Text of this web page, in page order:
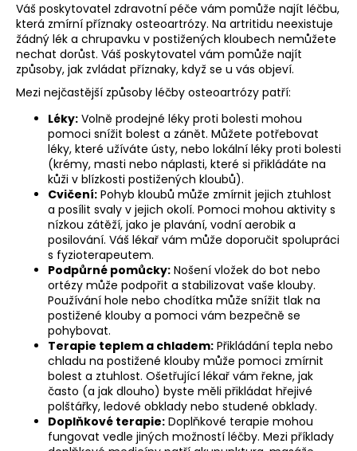
Váš poskytovatel zdravotní péče vám pomůže najít léčbu,
která zmírní příznaky osteoartrózy. Na artritidu neexistuje
žádný lék a chrupavku v postižených kloubech nemůžete
nechat dorůst. Váš poskytovatel vám pomůže najít
způsoby, jak zvládat příznaky, když se u vás objeví.
Mezi nejčastější způsoby léčby osteoartrózy patří:
Léky: Volně prodejné léky proti bolesti mohou
pomoci snížit bolest a zánět. Můžete potřebovat
léky, které užíváte ústy, nebo lokální léky proti bolesti
(krémy, masti nebo náplasti, které si přikládáte na
kůži v blízkosti postižených kloubů).
Cvičení: Pohyb kloubů může zmírnit jejich ztuhlost
a posílit svaly v jejich okolí. Pomoci mohou aktivity s
nízkou zátěží, jako je plavání, vodní aerobik a
posilování. Váš lékař vám může doporučit spolupráci
s fyzioterapeutem.
Podpůrné pomůcky: Nošení vložek do bot nebo
ortézy může podpořit a stabilizovat vaše klouby.
Používání hole nebo chodítka může snížit tlak na
postižené klouby a pomoci vám bezpečně se
pohybovat.
Terapie teplem a chladem: Přikládání tepla nebo
chladu na postižené klouby může pomoci zmírnit
bolest a ztuhlost. Ošetřující lékař vám řekne, jak
často (a jak dlouho) byste měli přikládat hřejivé
polštářky, ledové obklady nebo studené obklady.
Doplňkové terapie: Doplňkové terapie mohou
fungovat vedle jiných možností léčby. Mezi příklady